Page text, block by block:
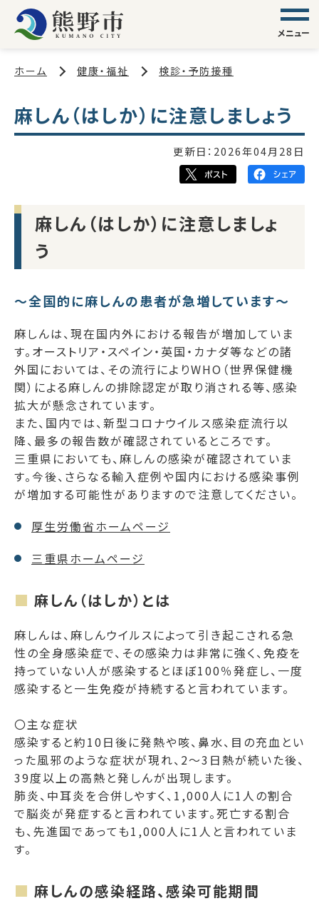
メニュー
ホーム 健康・福祉 検診・予防接種
麻しん（はしか）に注意しましょう
更新日： 2026年04月28日
麻しん（はしか）に注意しましょ
う
～全国的に麻しんの患者が急増しています～
麻しんは、現在国内外における報告が増加していま
す。オーストリア・スペイン・英国・カナダ等などの諸
外国においては、その流行によりWHO（世界保健機
関）による麻しんの排除認定が取り消される等、感染
拡大が懸念されています。
また、国内では、新型コロナウイルス感染症流行以
降、最多の報告数が確認されているところです。
三重県においても、麻しんの感染が確認されていま
す。今後、さらなる輸入症例や国内における感染事例
が増加する可能性がありますので注意してください。
厚生労働省ホームページ
三重県ホームページ
麻しん（はしか）とは
麻しんは、麻しんウイルスによって引き起こされる急
性の全身感染症で、その感染力は非常に強く、免疫を
持っていない人が感染するとほぼ100％発症し、一度
感染すると一生免疫が持続すると言われています。
〇主な症状
感染すると約10日後に発熱や咳、鼻水、目の充血とい
った風邪のような症状が現れ、2～3日熱が続いた後、
39度以上の高熱と発しんが出現します。
肺炎、中耳炎を合併しやすく、1,000人に1人の割合
で脳炎が発症すると言われています。死亡する割合
も、先進国であっても1,000人に1人と言われていま
す。
麻しんの感染経路、感染可能期間